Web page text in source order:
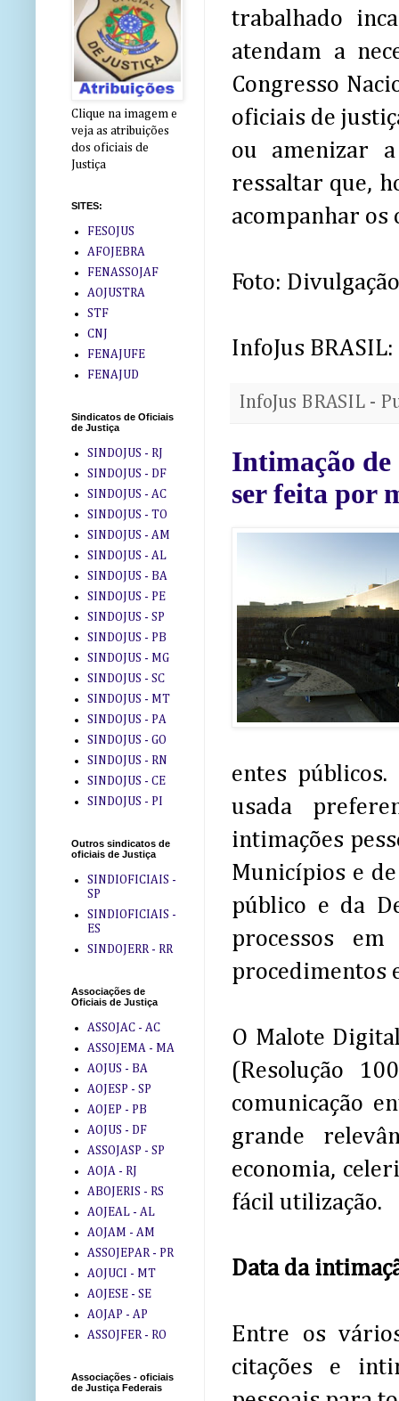
trabalhado
atendam a
Congresso
oficiais de
ou amenizar
ressaltar que,
acompanhar
Foto: Divulgação
InfoJus
InfoJus BRASIL -
Intimação de
ser feita por
entes
usada
intimações
Municípios e
público e da
processos
procedimentos
O Malote
(Resolução
comunicação
grande
economia,
fácil utilização.
Data da
Entre os
citações e
Clique na imagem e
veja as atribuições
dos oficiais de
Justiça
SITES:
FESOJUS
AFOJEBRA
FENASSOJAF
AOJUSTRA
STF
CNJ
FENAJUFE
FENAJUD
Sindicatos de Oficiais
de Justiça
SINDOJUS - RJ
SINDOJUS - DF
SINDOJUS - AC
SINDOJUS - TO
SINDOJUS - AM
SINDOJUS - AL
SINDOJUS - BA
SINDOJUS - PE
SINDOJUS - SP
SINDOJUS - PB
SINDOJUS - MG
SINDOJUS - SC
SINDOJUS - MT
SINDOJUS - PA
SINDOJUS - GO
SINDOJUS - RN
SINDOJUS - CE
SINDOJUS - PI
Outros sindicatos de
oficiais de Justiça
SINDIOFICIAIS -
SP
SINDIOFICIAIS -
ES
SINDOJERR - RR
Associações de
Oficiais de Justiça
ASSOJAC - AC
ASSOJEMA - MA
AOJUS - BA
AOJESP - SP
AOJEP - PB
AOJUS - DF
ASSOJASP - SP
AOJA - RJ
ABOJERIS - RS
AOJEAL - AL
AOJAM - AM
ASSOJEPAR - PR
AOJUCI - MT
AOJESE - SE
AOJAP - AP
ASSOJFER - RO
Associações - oficiais
de Justiça Federais